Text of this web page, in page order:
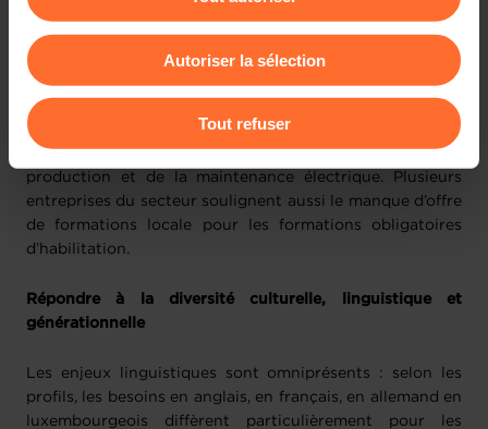
Vous avez la possibilité de modifier ou retirer votre
consentement à tout moment en cliquant sur l’icône
flottante en bas à gauche de chaque page.
Pour de plus amples informations sur la manière dont
nous utilisons lescookies et sommes amenés à traiter
vos données personnelles, vous pouvez consulter notre
Charte d’usage des cookies
Politique de
protection des données personnelles.
Autoriser la sélection
Tout refuser
rythmes de travail en postes ou de nuit, rendant
L’attraction et la rétention des talents restent des
préoccupations majeures, notamment dans la plasturgie,
et pour les profils techniques s’agissant des tests de
production et de la maintenance électrique. Plusieurs
entreprises du secteur soulignent aussi le manque d’offre
de formations locale pour les formations obligatoires
d’habilitation.
Répondre à la diversité culturelle, linguistique et
générationnelle
Les enjeux linguistiques sont omniprésents : selon les
profils, les besoins en anglais, en français, en allemand en
luxembourgeois diffèrent particulièrement pour les